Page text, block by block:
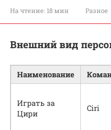
На чтение: 18 мин Разное
Внешний вид
Наименование
Играть за
Цири
Ciri